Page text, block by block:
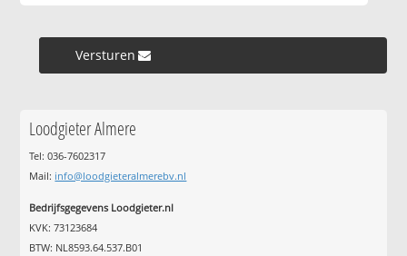
Versturen »
Loodgieter Almere
Tel: 036-7602317
Mail: info@loodgieteralmerebv.nl
Bedrijfsgegevens Loodgieter.nl
KVK: 73123684
BTW: NL8593.64.537.B01